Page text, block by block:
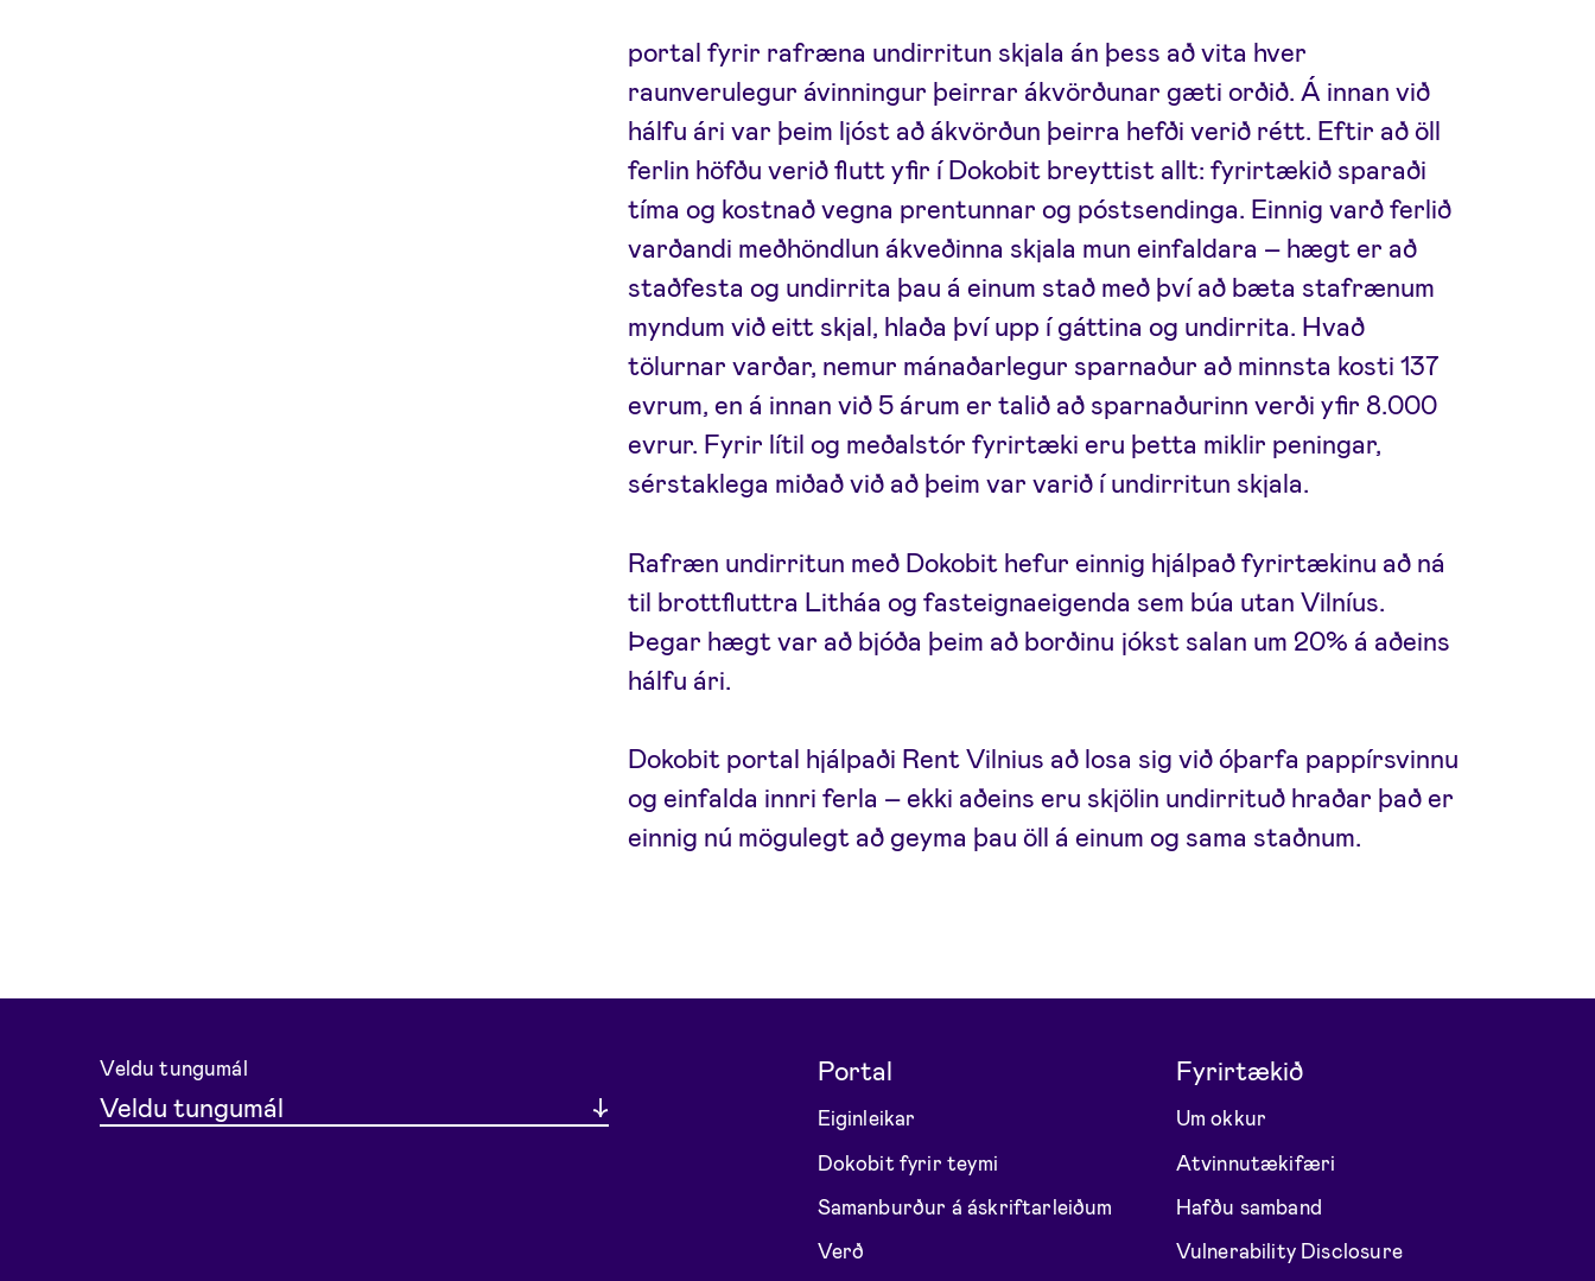
portal fyrir rafræna undirritun skjala án þess að vita hver
raunverulegur ávinningur þeirrar ákvörðunar gæti orðið. Á innan við
hálfu ári var þeim ljóst að ákvörðun þeirra hefði verið rétt. Eftir að öll
ferlin höfðu verið flutt yfir í Dokobit breyttist allt: fyrirtækið sparaði
tíma og kostnað vegna prentunnar og póstsendinga. Einnig varð ferlið
varðandi meðhöndlun ákveðinna skjala mun einfaldara – hægt er að
staðfesta og undirrita þau á einum stað með því að bæta stafrænum
myndum við eitt skjal, hlaða því upp í gáttina og undirrita. Hvað
tölurnar varðar, nemur mánaðarlegur sparnaður að minnsta kosti 137
evrum, en á innan við 5 árum er talið að sparnaðurinn verði yfir 8.000
evrur. Fyrir lítil og meðalstór fyrirtæki eru þetta miklir peningar,
sérstaklega miðað við að þeim var varið í undirritun skjala.
Rafræn undirritun með Dokobit hefur einnig hjálpað fyrirtækinu að ná
til brottfluttra Litháa og fasteignaeigenda sem búa utan Vilníus.
Þegar hægt var að bjóða þeim að borðinu jókst salan um 20% á aðeins
hálfu ári.
Dokobit portal hjálpaði Rent Vilnius að losa sig við óþarfa pappírsvinnu
og einfalda innri ferla – ekki aðeins eru skjölin undirrituð hraðar það er
einnig nú mögulegt að geyma þau öll á einum og sama staðnum.
Veldu tungumál
Veldu tungumál
Portal
Eiginleikar
Dokobit fyrir teymi
Samanburður á áskriftarleiðum
Verð
Fyrirtækið
Um okkur
Atvinnutækifæri
Hafðu samband
Vulnerability Disclosure